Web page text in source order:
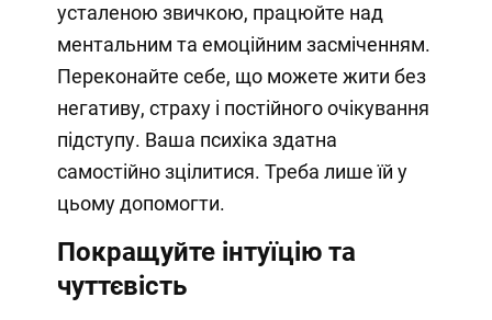
усталеною звичкою, працюйте над
ментальним та емоційним засміченням.
Переконайте себе, що можете жити без
негативу, страху і постійного очікування
підступу. Ваша психіка здатна
самостійно зцілитися. Треба лише їй у
цьому допомогти.
Покращуйте інтуїцію та
чуттєвість